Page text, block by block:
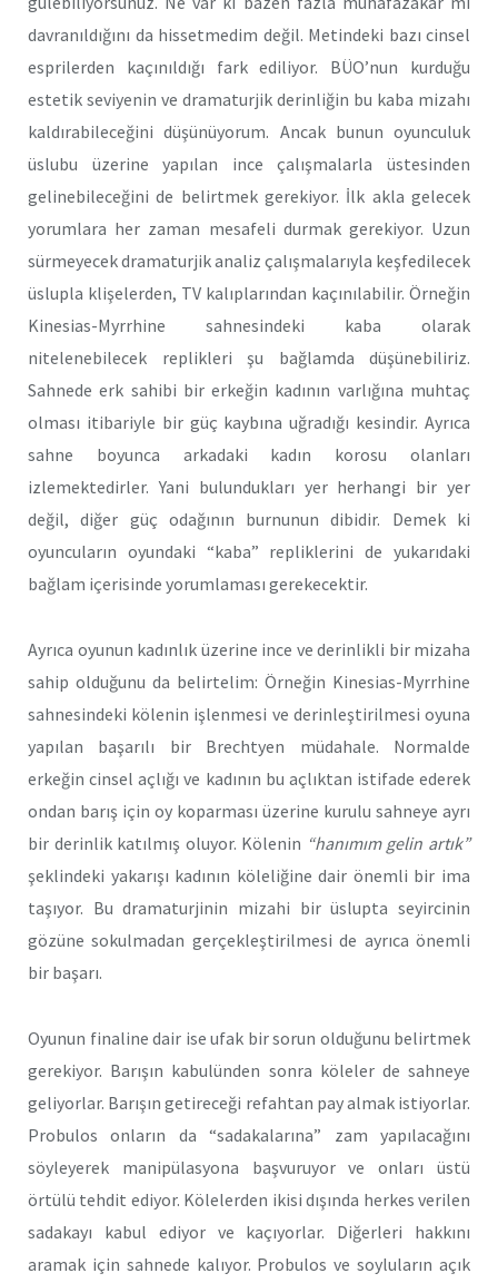
davranıldığını da hissetmedim değil. Metindeki bazı cinsel
esprilerden kaçınıldığı fark ediliyor. BÜO’nun kurduğu
estetik seviyenin ve dramaturjik derinliğin bu kaba mizahı
kaldırabileceğini düşünüyorum. Ancak bunun oyunculuk
üslubu üzerine yapılan ince çalışmalarla üstesinden
gelinebileceğini de belirtmek gerekiyor. İlk akla gelecek
yorumlara her zaman mesafeli durmak gerekiyor. Uzun
sürmeyecek dramaturjik analiz çalışmalarıyla keşfedilecek
üslupla klişelerden, TV kalıplarından kaçınılabilir. Örneğin
Kinesias-Myrrhine sahnesindeki kaba olarak
nitelenebilecek replikleri şu bağlamda düşünebiliriz.
Sahnede erk sahibi bir erkeğin kadının varlığına muhtaç
olması itibariyle bir güç kaybına uğradığı kesindir. Ayrıca
sahne boyunca arkadaki kadın korosu olanları
izlemektedirler. Yani bulundukları yer herhangi bir yer
değil, diğer güç odağının burnunun dibidir. Demek ki
oyuncuların oyundaki “kaba” repliklerini de yukarıdaki
bağlam içerisinde yorumlaması gerekecektir.
Ayrıca oyunun kadınlık üzerine ince ve derinlikli bir mizaha
sahip olduğunu da belirtelim: Örneğin Kinesias-Myrrhine
sahnesindeki kölenin işlenmesi ve derinleştirilmesi oyuna
yapılan başarılı bir Brechtyen müdahale. Normalde
erkeğin cinsel açlığı ve kadının bu açlıktan istifade ederek
ondan barış için oy koparması üzerine kurulu sahneye ayrı
bir derinlik katılmış oluyor. Kölenin “hanımım gelin artık”
şeklindeki yakarışı kadının köleliğine dair önemli bir ima
taşıyor. Bu dramaturjinin mizahi bir üslupta seyircinin
gözüne sokulmadan gerçekleştirilmesi de ayrıca önemli
bir başarı.
Oyunun finaline dair ise ufak bir sorun olduğunu belirtmek
gerekiyor. Barışın kabulünden sonra köleler de sahneye
geliyorlar. Barışın getireceği refahtan pay almak istiyorlar.
Probulos onların da “sadakalarına” zam yapılacağını
söyleyerek manipülasyona başvuruyor ve onları üstü
örtülü tehdit ediyor. Kölelerden ikisi dışında herkes verilen
sadakayı kabul ediyor ve kaçıyorlar. Diğerleri hakkını
aramak için sahnede kalıyor. Probulos ve soyluların açık